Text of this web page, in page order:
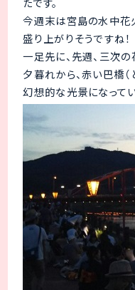
今週末は宮島の水中花
盛り上がりそうですね！
一足先に、先週、三次の
夕暮れから、赤い巴橋（
幻想的な光景になってい